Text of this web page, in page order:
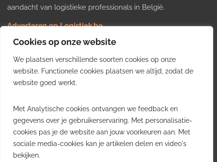
Cookies op onze website
We plaatsen verschillende soorten cookies op onze
website. Functionele cookies plaatsen we altijd, zodat de
website goed werkt.
Met Analytische cookies ontvangen we feedback en
gegevens over je gebruikerservaring. Met personalisatie-
cookies pas je de website aan jouw voorkeuren aan. Met
sociale media-cookies kan je artikelen delen en video's
bekijken.
aandacht van logistieke professionals in België.
Adverteren op Logistiek.be
Nieuws insturen
Uw video op Logistiek.TV
Job plaatsen
Gratis wekelijkse update
inzichten uit de Belgische logistieke sector in uw inbox.
Ontvang je gratis
wekelijkse update